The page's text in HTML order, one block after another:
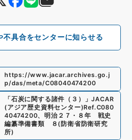
不具合をセンターに知らせる
https://www.jacar.archives.go.j
p/das/meta/C08040474200
「 石炭に関する諸件（３） 」JACAR
(アジア歴史資料センター)Ref.C080
40474200、明治２７・８年 戦史
編纂準備書類 ８ ( 防衛省防衛研究
所)